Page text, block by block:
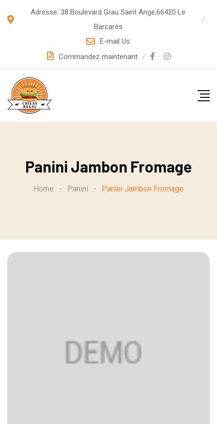
n
Adresse: 38 Boulevard Grau Saint Ange,66420 Le
Barcarès
E-mail Us:
Commandez maintenant
Panini Jambon Fromage
Home - Panini - Panini Jambon Fromage